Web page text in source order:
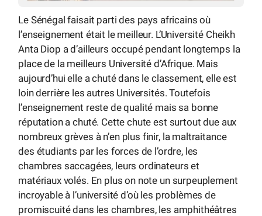
Le Sénégal faisait parti des pays africains où
l’enseignement était le meilleur. L’Université Cheikh
Anta Diop a d’ailleurs occupé pendant longtemps la
place de la meilleurs Université d’Afrique. Mais
aujourd’hui elle a chuté dans le classement, elle est
loin derrière les autres Universités. Toutefois
l’enseignement reste de qualité mais sa bonne
réputation a chuté. Cette chute est surtout due aux
nombreux grèves à n’en plus finir, la maltraitance
des étudiants par les forces de l’ordre, les
chambres saccagées, leurs ordinateurs et
matériaux volés. En plus on note un surpeuplement
incroyable à l’université d’où les problèmes de
promiscuité dans les chambres, les amphithéâtres